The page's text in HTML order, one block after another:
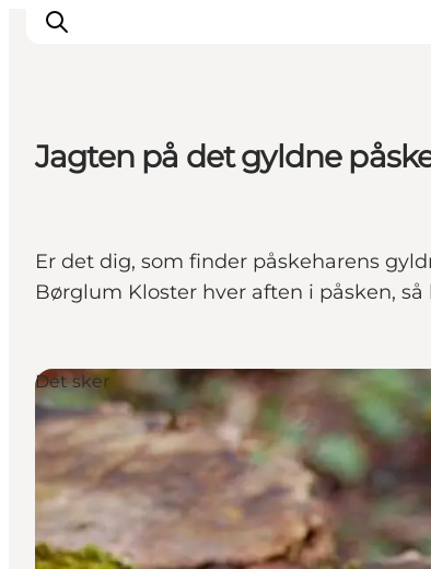
Aktiviteter
Overnatting
Planlegg reisen
Jagten på det gyldne
Er det dig, som finder påskeharens
Børglum Kloster hver aften i påsken,
Det sker